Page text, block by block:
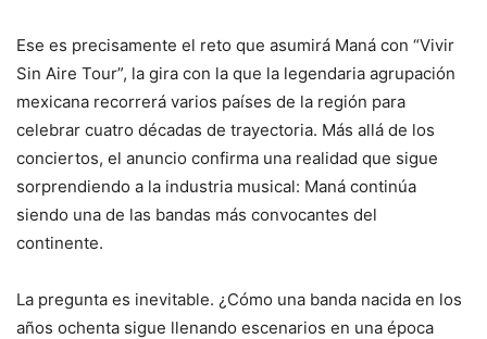
Ese es precisamente el reto que asumirá Maná con “Vivir
Sin Aire Tour”, la gira con la que la legendaria agrupación
mexicana recorrerá varios países de la región para
celebrar cuatro décadas de trayectoria. Más allá de los
conciertos, el anuncio confirma una realidad que sigue
sorprendiendo a la industria musical: Maná continúa
siendo una de las bandas más convocantes del
continente.
La pregunta es inevitable. ¿Cómo una banda nacida en los
años ochenta sigue llenando escenarios en una época